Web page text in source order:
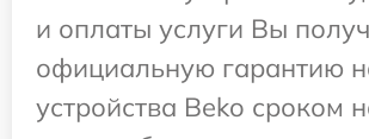
и оплаты услуги Вы
официальную гарантию
устройства Beko сроком